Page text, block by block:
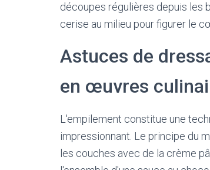
découpes régulières depuis les
cerise au milieu pour figurer le
Astuces de
en œuvres
L'empilement constitue une
impressionnant. Le principe du
les couches avec de la crème